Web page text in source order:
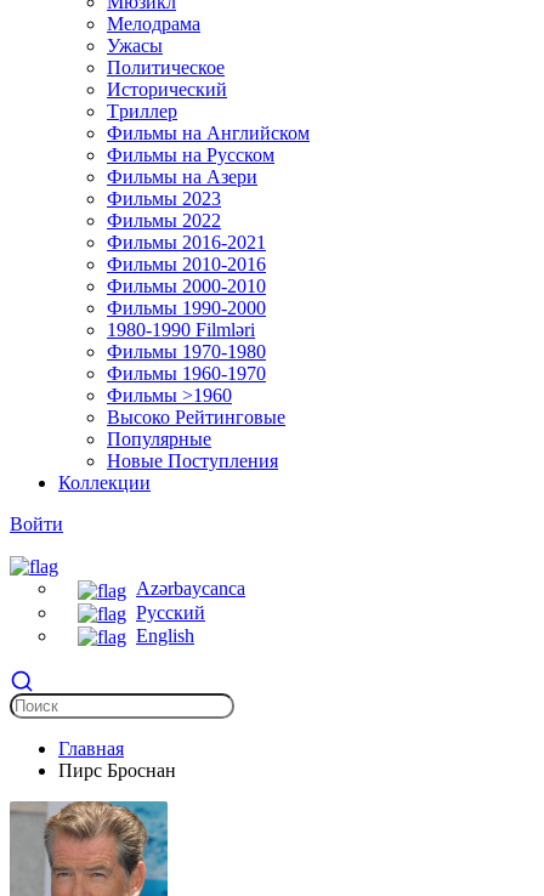
Мелодрама
Ужасы
Политическое
Исторический
Tриллер
Фильмы на Английском
Фильмы на Русском
Фильмы на Азери
Фильмы 2023
Фильмы 2022
Фильмы 2016-2021
Фильмы 2010-2016
Фильмы 2000-2010
Фильмы 1990-2000
1980-1990 Filmləri
Фильмы 1970-1980
Фильмы 1960-1970
Фильмы >1960
Высоко Рейтинговые
Популярные
Новые Поступления
Коллекции
Войти
Azərbaycanca
Русский
English
Главная
Пирс Броснан